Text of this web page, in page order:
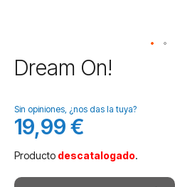
Saltar
al
de
la
galería
imágenes
Dream On!
Sin opiniones, ¿nos das la tuya?
19,99 €
Producto descatalogado.